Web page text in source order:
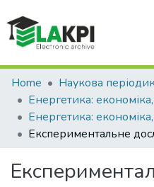
Communities & Collections
All of DSpace
Statistics
Home
Наукова